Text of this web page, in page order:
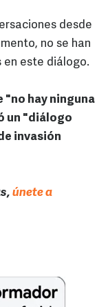
desde
no se han
en este diálogo.
"no hay ninguna
un "diálogo
invasión
únete a